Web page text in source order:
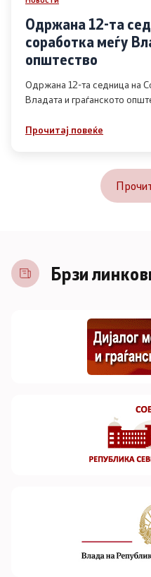
Одржана 12-та
соработка меѓу
општество
Одржана 12-та седница на
Владата и граѓанското
Прочитај повеќе
Брзи